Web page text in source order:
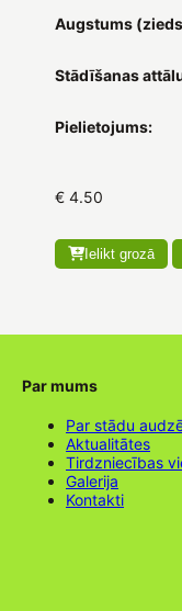
Augstums
Stādīšanas
Pielietojums:
€ 4.50
Ielikt grozā
Par mums
Par stādu
Aktualitātes
Tirdzniecības
Galerija
Kontakti